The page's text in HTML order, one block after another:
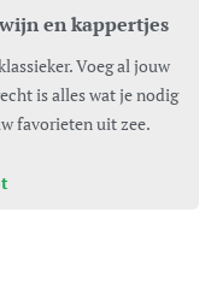
en kappertjes
is alles wat je nodig
favorieten uit zee.